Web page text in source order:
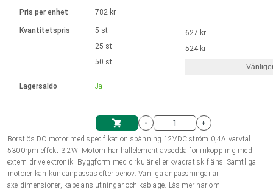
Enhetssystem
Kundkorg
Solenoids
Ø 28-42| 1-1400 rpm | <= 290Ncm
Styrningar borstlösa DC motorer
Styrningar DC motorer
Drivsteg 2-6 A
Synkrona-Asynkrona | för 1-4 ställdon
Synkrona-Asynkrona | för 1-4 ställdon
Français (EUR)
Polski (EUR)
Norsk (NOK)
Pris per enhet
Kvantitetspris
Lagersaldo
782 kr
5 st
25 st
50 st
Ja
627 kr
524 kr
-
+
Borstlös DC motor med specifikation spänning 12VDC ström 0,4A varvtal
5300rpm effekt 3,2W. Motorn har hallelement avsedda för inkoppling med
extern drivelektronik. Byggform med cirkulär eller kvadratisk fläns. Samtliga
motorer kan kundanpassas efter behov. Vanliga anpassningar är
axeldimensioner, kabelanslutningar och kablage. Läs mer här om